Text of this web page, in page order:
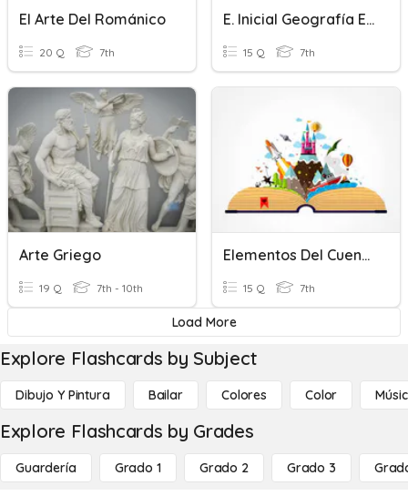
El Arte Del Románico
20 Q 7th
E. Inicial Geografía E Historia 1º ESO
15 Q 7th
Arte Griego
19 Q 7th - 10th
Elementos Del Cuento
15 Q 7th
Load More
Explore Flashcards by Subject
Dibujo Y Pintura Bailar Colores Color
Explore Flashcards by Grades
Guardería Grado 1 Grado 2 Grado 3